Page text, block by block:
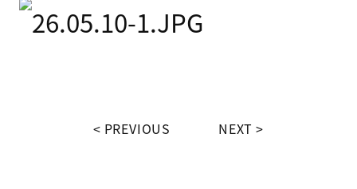
PREVIOUS NEXT